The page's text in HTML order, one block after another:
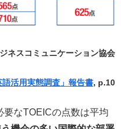
ネスコミュニケーション協会
活用実態調査」報告書, p.10
要なTOEICの点数は平均